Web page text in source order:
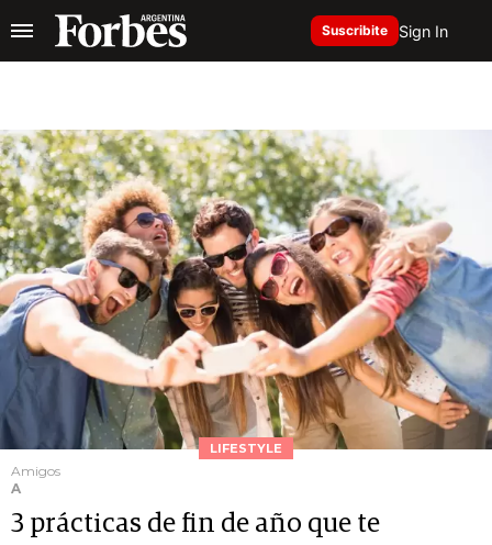
Suscribite Sign In
LIFESTYLE
Amigos
A
3 prácticas de fin de año que te